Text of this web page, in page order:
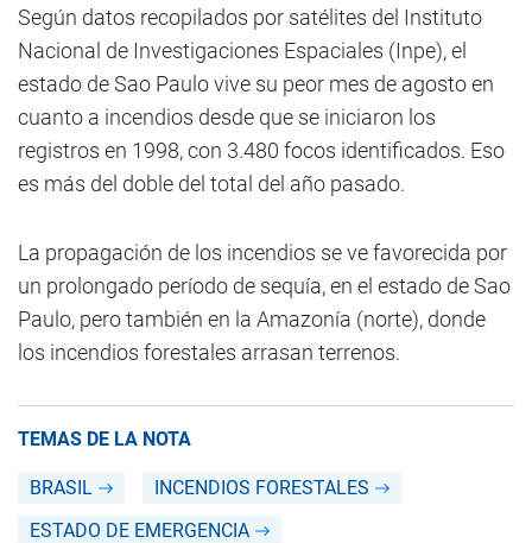
Según datos recopilados por satélites del Instituto
Nacional de Investigaciones Espaciales (Inpe), el
estado de Sao Paulo vive su peor mes de agosto en
cuanto a incendios desde que se iniciaron los
registros en 1998, con 3.480 focos identificados. Eso
es más del doble del total del año pasado.
La propagación de los incendios se ve favorecida por
un prolongado período de sequía, en el estado de Sao
Paulo, pero también en la Amazonía (norte), donde
los incendios forestales arrasan terrenos.
TEMAS DE LA NOTA
BRASIL
INCENDIOS FORESTALES
ESTADO DE EMERGENCIA